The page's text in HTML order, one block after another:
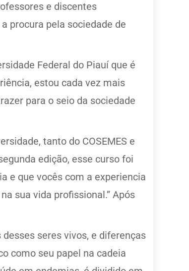
e discentes
procura pela sociedade de
Federal do Piauí que é
estou cada vez mais
para o seio da sociedade
tanto do COSEMES e
edição, esse curso foi
e que vocês com a experiencia
sua vida profissional.” Após
seres vivos, e diferenças
como seu papel na cadeia